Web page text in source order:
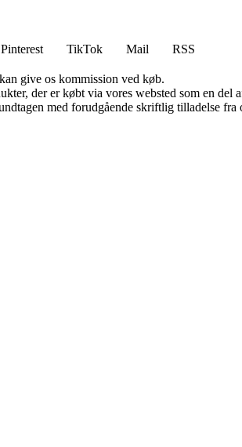
Pinterest TikTok Mail
RSS
give os kommission ved køb.
der er købt via vores websted som en
med forudgående skriftlig tilladelse fra